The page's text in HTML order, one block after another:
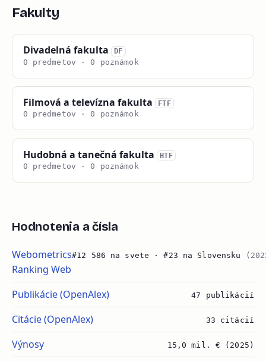
Fakulty
Divadelná fakulta DF
0 predmetov · 0 poznámok
Filmová a televízna fakulta FTF
0 predmetov · 0 poznámok
Hudobná a tanečná fakulta HTF
0 predmetov · 0 poznámok
Hodnotenia a čísla
Webometrics
Ranking Web
#12 586 na svete · #23 na Slovensku
Publikácie (OpenAlex) 47 publikácií
Citácie (OpenAlex) 33 citácií
Výnosy 15,0 mil. € (2025)